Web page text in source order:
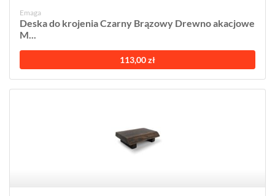
Emaga
Deska do krojenia Czarny Brązowy Drewno akacjowe
M...
113,00 zł